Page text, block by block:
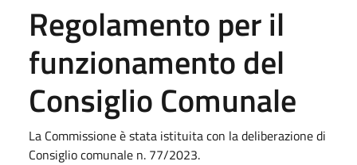
Regolamento per il
funzionamento del
Consiglio Comunale
La Commissione è stata istituita con la deliberazione di
Consiglio comunale n. 77/2023.